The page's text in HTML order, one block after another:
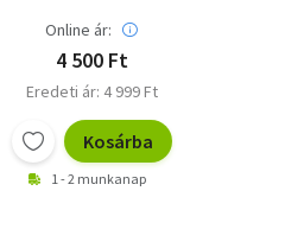
Online ár:
4 500 Ft
Eredeti ár: 4 999 Ft
Kosárba
1 - 2 munkanap